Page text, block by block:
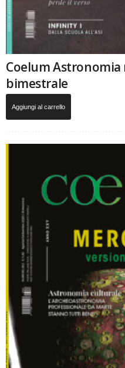
Coelum Astronomia
bimestrale
Aggiungi al carrello